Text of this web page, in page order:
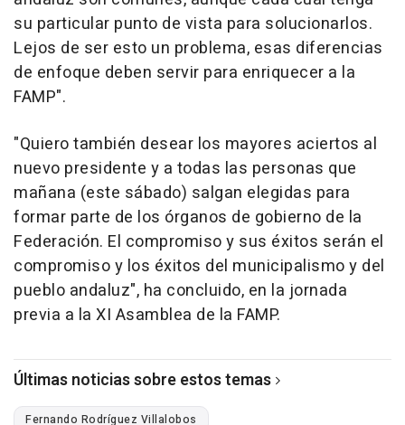
su particular punto de vista para solucionarlos.
Lejos de ser esto un problema, esas diferencias
de enfoque deben servir para enriquecer a la
FAMP".
"Quiero también desear los mayores aciertos al
nuevo presidente y a todas las personas que
mañana (este sábado) salgan elegidas para
formar parte de los órganos de gobierno de la
Federación. El compromiso y sus éxitos serán el
compromiso y los éxitos del municipalismo y del
pueblo andaluz", ha concluido, en la jornada
previa a la XI Asamblea de la FAMP.
Últimas noticias sobre estos temas
Fernando Rodríguez Villalobos